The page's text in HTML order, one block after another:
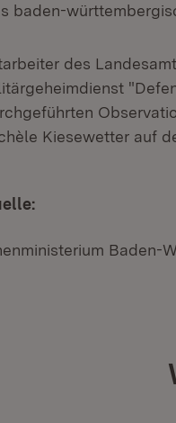
baden-
des
Kiesewetter auf
Baden-